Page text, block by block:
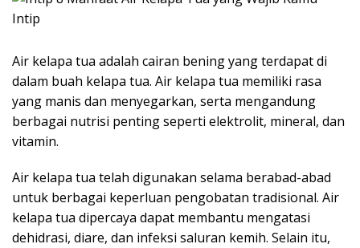
Air kelapa tua adalah cairan bening yang terdapat di
dalam buah kelapa tua. Air kelapa tua memiliki rasa
yang manis dan menyegarkan, serta mengandung
berbagai nutrisi penting seperti elektrolit, mineral, dan
vitamin.
Air kelapa tua telah digunakan selama berabad-abad
untuk berbagai keperluan pengobatan tradisional. Air
kelapa tua dipercaya dapat membantu mengatasi
dehidrasi, diare, dan infeksi saluran kemih. Selain itu,